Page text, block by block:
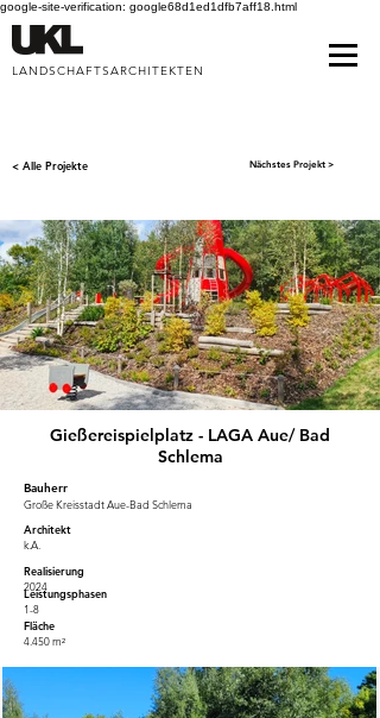
google-site-verification: google68d1ed1dfb7aff18.html
LANDSCHAFTSARCHITEKTEN
< Alle Projekte Nächstes Projekt >
Gießereispielplatz - LAGA Aue/ Bad
Schlema
Bauherr
Große Kreisstadt Aue-Bad Schlema
Architekt
k.A.
Realisierung
2024
Leistungsphasen
1-8
Fläche
4.450 m²